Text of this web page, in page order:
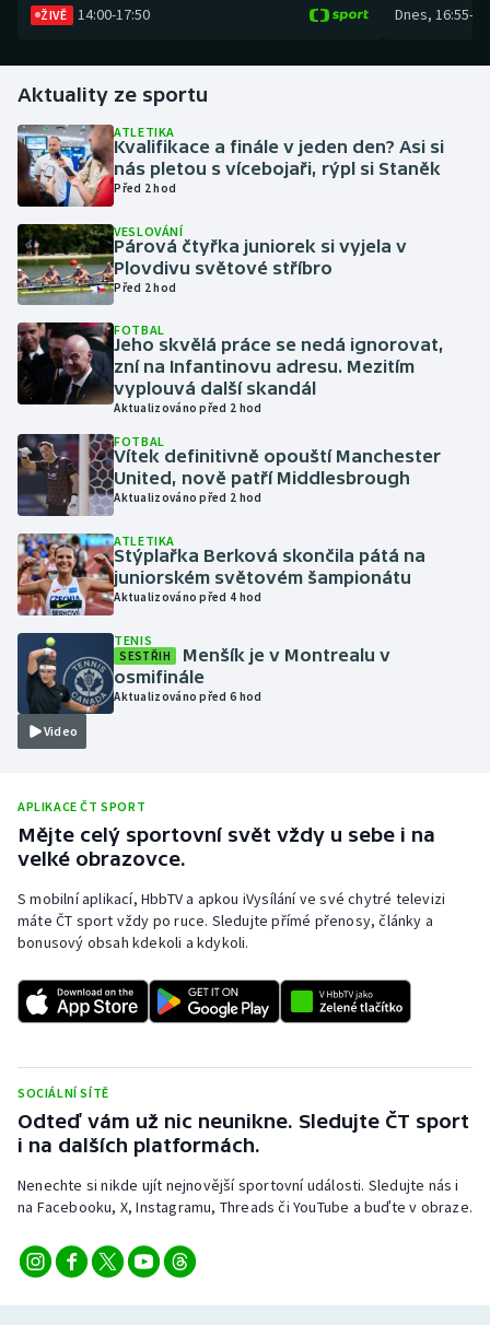
Futsal
Golf
Gymnastika
Házená
Jezdectví
Judo
Krasobruslení
Lezení
Lyže a snowboard
Moderní pětiboj
Motorsport
Olympijské hry
Parasport
Plavání
Plážový volejbal
Ragby
Rychlobruslení
Rychlostní kanoistika
Sportovní střelba
Stolní tenis
Triatlon
Volejbal
ŽIVĚ 14:00-17:50 Dnes, 16:55-
Aktuality ze sportu
ATLETIKA
Kvalifikace a finále v jeden den? Asi si
nás pletou s vícebojaři, rýpl si Staněk
Před 2 hod
VESLOVÁNÍ
Párová čtyřka juniorek si vyjela v
Plovdivu světové stříbro
Před 2 hod
FOTBAL
Jeho skvělá práce se nedá ignorovat,
zní na Infantinovu adresu. Mezitím
vyplouvá další skandál
Aktualizováno před 2 hod
FOTBAL
Vítek definitivně opouští Manchester
United, nově patří Middlesbrough
Aktualizováno před 2 hod
ATLETIKA
Stýplařka Berková skončila pátá na
juniorském světovém šampionátu
Aktualizováno před 4 hod
Video
TENIS
SESTŘIH
Menšík je v Montrealu v
osmifinále
Aktualizováno před 6 hod
APLIKACE ČT SPORT
Mějte celý sportovní svět vždy u sebe i na
velké obrazovce.
S mobilní aplikací, HbbTV a apkou iVysílání ve své chytré televizi
máte ČT sport vždy po ruce. Sledujte přímé přenosy, články a
bonusový obsah kdekoli a kdykoli.
SOCIÁLNÍ SÍTĚ
Odteď vám už nic neunikne. Sledujte ČT sport
i na dalších platformách.
Nenechte si nikde ujít nejnovější sportovní události. Sledujte nás i
na Facebooku, X, Instagramu, Threads či YouTube a buďte v obraze.